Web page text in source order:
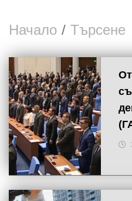
Начало Търсене